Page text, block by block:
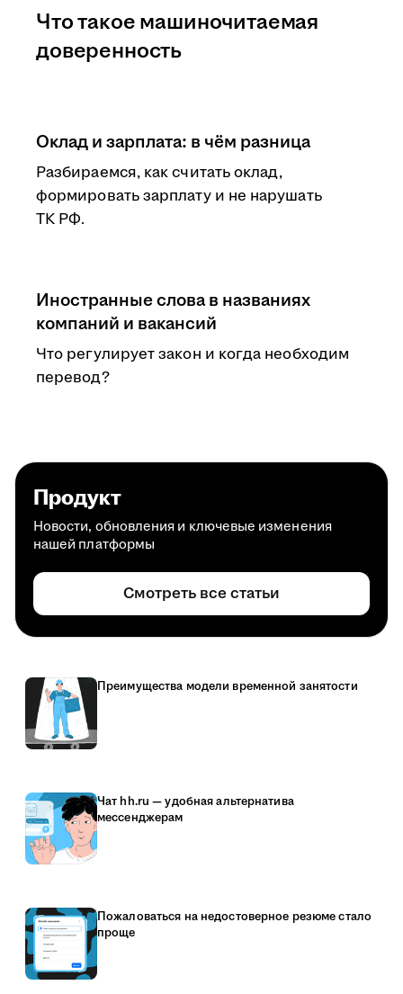
Оклад и зарплата: в чём разница
Разбираемся, как считать оклад,
формировать зарплату и не нарушать
ТК РФ.
Иностранные слова в названиях
компаний и вакансий
Что регулирует закон и когда необходим
перевод?
Что такое машиночитаемая
доверенность
Продукт
Новости, обновления и ключевые изменения
нашей платформы
Смотреть все статьи
Преимущества модели временной занятости
Чат hh.ru — удобная альтернатива
мессенджерам
Пожаловаться на недостоверное резюме стало
проще